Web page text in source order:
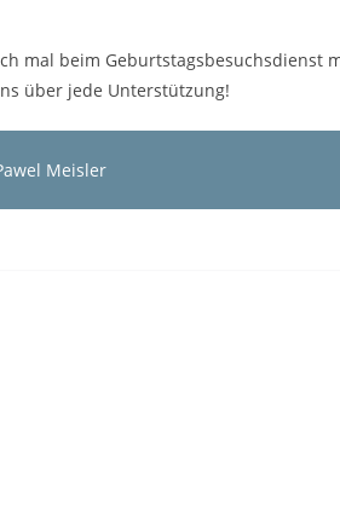
mal beim Geburtstagsbesuchsdienst
über jede Unterstützung!
Meisler